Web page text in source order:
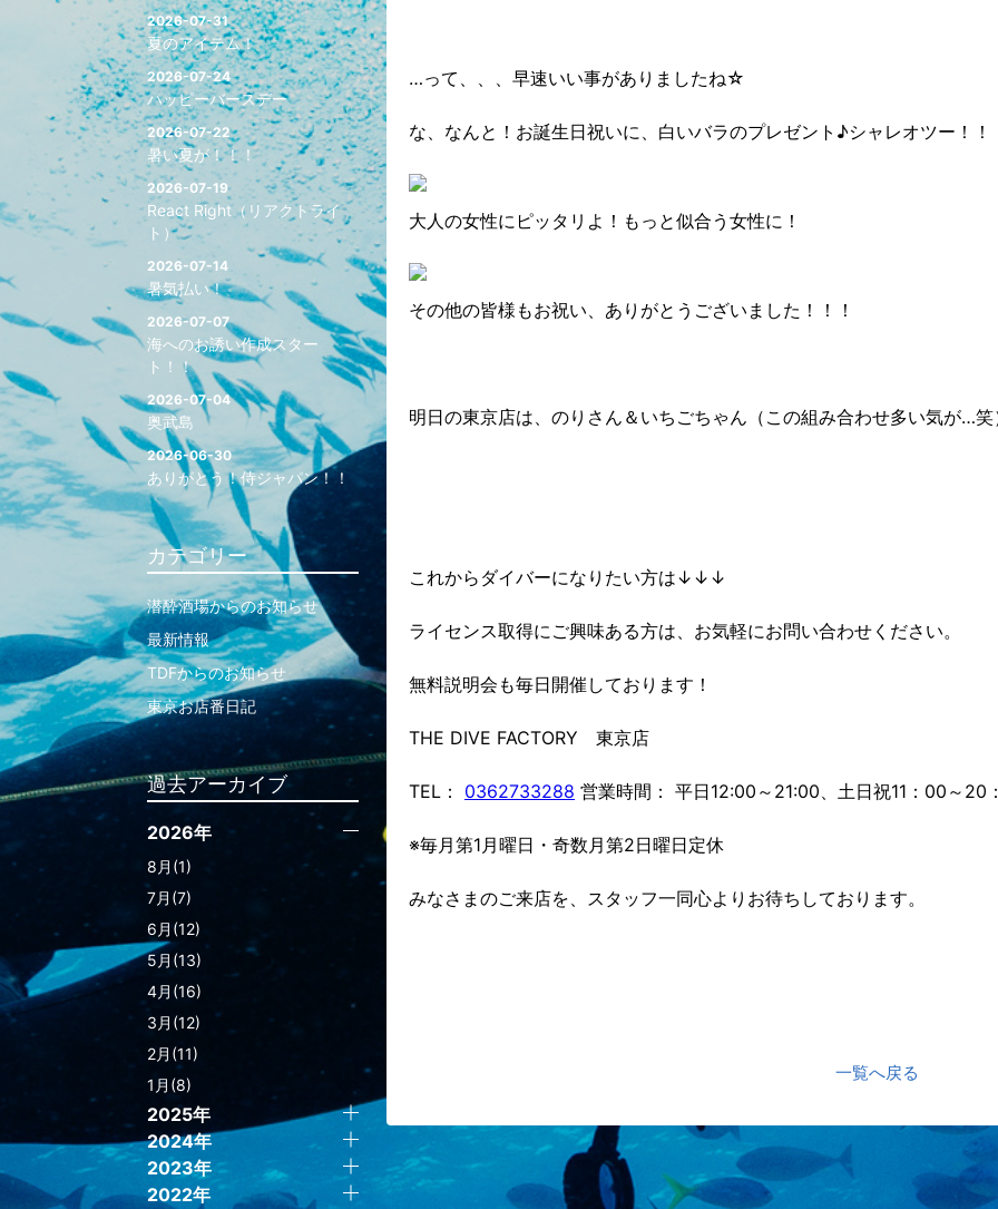
…って、、、早速いい事がありましたね☆
な、なんと！お誕生日祝いに、白いバラのプレゼント♪シャレオツー！
大人の女性にピッタリよ！もっと似合う女性に！
その他の皆様もお祝い、ありがとうございました！！！
明日の東京店は、のりさん＆いちごちゃん（この組み合わせ多い気が…
これからダイバーになりたい方は↓↓↓
ライセンス取得にご興味ある方は、お気軽にお問い合わせください。
無料説明会も毎日開催しております！
THE DIVE FACTORY 東京店
TEL： 0362733288 営業時間： 平日12:00～21:00、土日祝11：00～20
※毎月第1月曜日・奇数月第2日曜日定休
みなさまのご来店を、スタッフ一同心よりお待ちしております。
一覧へ戻る
2026-07-31
夏のアイテム！
2026-07-24
ハッピーバースデー
2026-07-22
暑い夏が！！！
2026-07-19
React Right（リアクトライ
ト）
2026-07-14
暑気払い！
2026-07-07
海へのお誘い作成スター
ト！！
2026-07-04
奥武島
2026-06-30
ありがとう！侍ジャパン！！
カテゴリー
潜酔酒場からのお知らせ
最新情報
TDFからのお知らせ
東京お店番日記
過去アーカイブ
2026年
8月(1)
7月(7)
6月(12)
5月(13)
4月(16)
3月(12)
2月(11)
1月(8)
2025年
2024年
2023年
2022年